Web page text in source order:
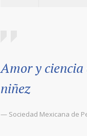
Amor y
niñez
— Sociedad Mexicana de